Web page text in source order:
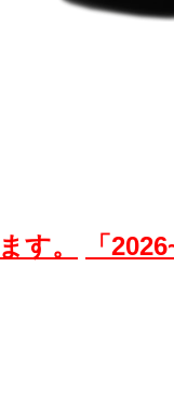
す。
「